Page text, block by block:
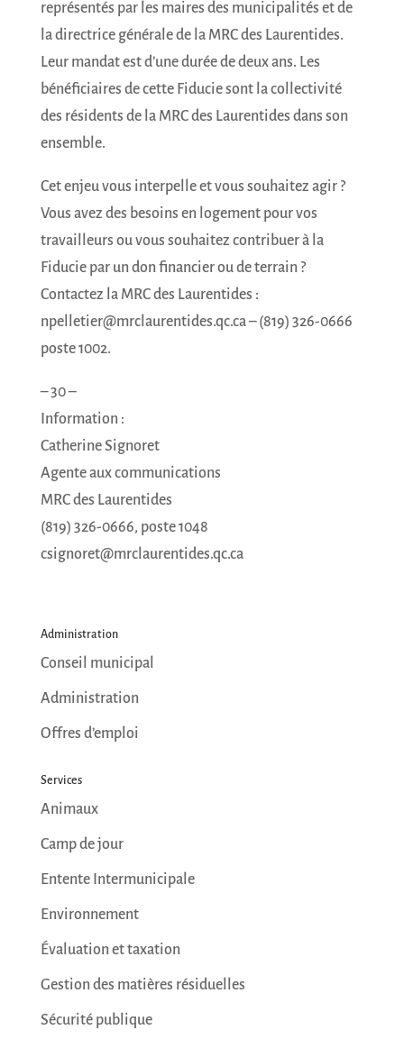
représentés par les maires des municipalités et de
la directrice générale de la MRC des Laurentides.
Leur mandat est d’une durée de deux ans. Les
bénéficiaires de cette Fiducie sont la collectivité
des résidents de la MRC des Laurentides dans son
ensemble.
Cet enjeu vous interpelle et vous souhaitez agir ?
Vous avez des besoins en logement pour vos
travailleurs ou vous souhaitez contribuer à la
Fiducie par un don financier ou de terrain ?
Contactez la MRC des Laurentides :
npelletier@mrclaurentides.qc.ca – (819) 326-0666
poste 1002.
– 30 –
Information :
Catherine Signoret
Agente aux communications
MRC des Laurentides
(819) 326-0666, poste 1048
csignoret@mrclaurentides.qc.ca
Administration
Conseil municipal
Administration
Offres d’emploi
Services
Animaux
Camp de jour
Entente Intermunicipale
Environnement
Évaluation et taxation
Gestion des matières résiduelles
Sécurité publique
INSCRIPTION À
L'INFOLETTRE
Courriel
JE M'ABONNE